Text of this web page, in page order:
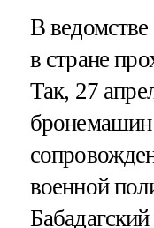
В ведомстве
в стране
Так, 27
военной